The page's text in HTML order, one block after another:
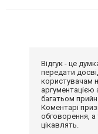
Відгук - це
передати
користувачам
багатьом
Коментарі
обговорення,
цікавлять.